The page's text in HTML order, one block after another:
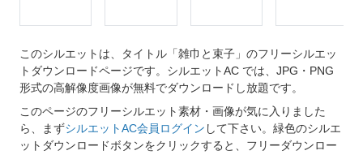
このシルエットは、タイトル「雑巾と束子」のフリーシルエッ
トダウンロードページです。シルエットAC では、JPG・PNG
形式の高解像度画像が無料でダウンロードし放題です。
このページのフリーシルエット素材・画像が気に入りました
ら、まずシルエットAC会員ログイン して下さい。緑色のシルエ
ットダウンロードボタンをクリックすると、フリーダウンロー